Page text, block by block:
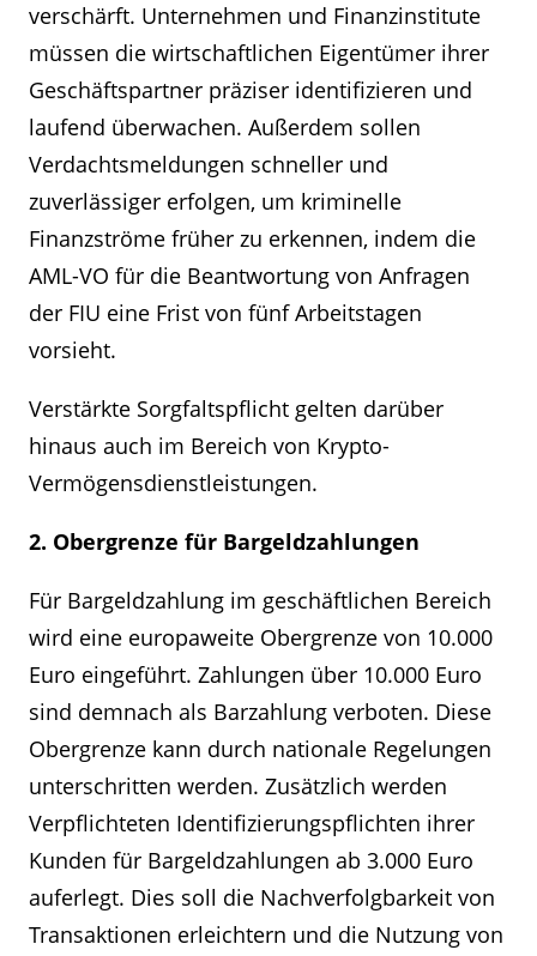
verschärft. Unternehmen und Finanzinstitute
müssen die wirtschaftlichen Eigentümer ihrer
Geschäftspartner präziser identifizieren und
laufend überwachen. Außerdem sollen
Verdachtsmeldungen schneller und
zuverlässiger erfolgen, um kriminelle
Finanzströme früher zu erkennen, indem die
AML-VO für die Beantwortung von Anfragen
der FIU eine Frist von fünf Arbeitstagen
vorsieht.
Verstärkte Sorgfaltspflicht gelten darüber
hinaus auch im Bereich von Krypto-
Vermögensdienstleistungen.
2. Obergrenze für Bargeldzahlungen
Für Bargeldzahlung im geschäftlichen Bereich
wird eine europaweite Obergrenze von 10.000
Euro eingeführt. Zahlungen über 10.000 Euro
sind demnach als Barzahlung verboten. Diese
Obergrenze kann durch nationale Regelungen
unterschritten werden. Zusätzlich werden
Verpflichteten Identifizierungspflichten ihrer
Kunden für Bargeldzahlungen ab 3.000 Euro
auferlegt. Dies soll die Nachverfolgbarkeit von
Transaktionen erleichtern und die Nutzung von